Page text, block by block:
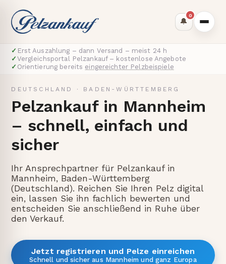
🔔
0
✓ Erst Auszahlung – dann Versand – meist 24 h
✓ Vergleichsportal Pelzankauf – kostenlose Angebote
✓ Orientierung bereits eingereichter Pelzbeispiele
DEUTSCHLAND · BADEN-WÜRTTEMBERG
Pelzankauf in Mannheim
– schnell, einfach und
sicher
Ihr Ansprechpartner für Pelzankauf in
Mannheim, Baden-Württemberg
(Deutschland). Reichen Sie Ihren Pelz digital
ein, lassen Sie ihn fachlich bewerten und
entscheiden Sie anschließend in Ruhe über
den Verkauf.
Jetzt registrieren und Pelze einreichen
Schnell und sicher aus Mannheim und ganz Europa